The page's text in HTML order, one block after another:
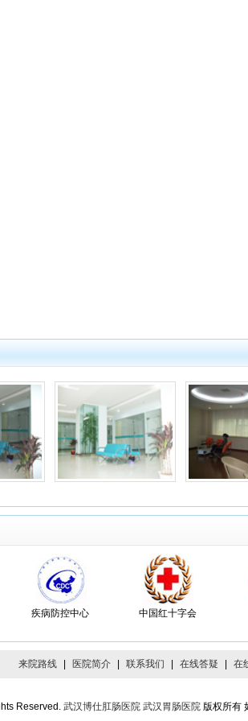
：雷帝Sir 患者印象：和蔼可亲，技术高
名学生有胃炎的毛病，在很多地方看过，病情时坏时好，
们去找秦医生看病，他态度和蔼可亲对我的病情分析的
注意的地方，我近一直很好能专心学习了，非常感谢秦
：上善若水 患者印象：价格很合理
公道的，比我小区边的诊所要划算的，就是人有点多。
：阿Q不是我 患者印象：手续很规范
的流程比较合理，在网上预约的专家没有收费，都给我
便
者：白云 患者印象：
医术高，态度好，所开的药便宜管用我要投他一票
体检时发现CEA偏高，平时胃上无任何反映，我到博仕肛
疾病防控中心 中国红十字会
来院路线 医院简介 联系我们 在线答疑 在
Reserved. 武汉博仕肛肠医院 武汉胃肠医院版权所有